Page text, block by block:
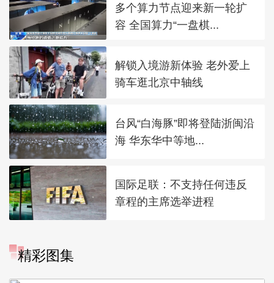
多个算力节点迎来新一轮扩
容 全国算力“一盘棋...
解锁入境游新体验 老外爱上
骑车逛北京中轴线
台风“白海豚”即将登陆浙闽沿
海 华东华中等地...
国际足联：不支持任何违反
章程的主席选举进程
精彩图集
“大地指纹”奏响夏夜文旅乐